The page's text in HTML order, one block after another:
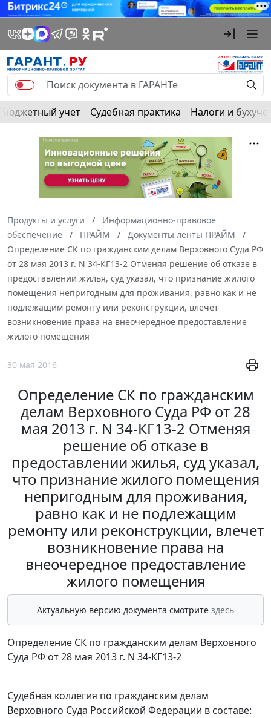
Бюджетный учет Судебная практика Налоги и
Продукты и услуги
Информационно-правовое
обеспечение
ПРАЙМ
Документы ленты ПРАЙМ
Определение СК по гражданским делам Верховного Суда РФ
от 28 мая 2013 г. N 34-КГ13-2 Отменяя решение об отказе в
предоставлении жилья, суд указал, что признание жилого
помещения непригодным для проживания, равно как и не
подлежащим ремонту или реконструкции, влечет
возникновение права на внеочередное предоставление
жилого помещения
30 мая 2016
Определение СК по гражданским
делам Верховного Суда РФ от 28
мая 2013 г. N 34-КГ13-2 Отменяя
решение об отказе в
предоставлении жилья, суд указал,
что признание жилого помещения
непригодным для проживания,
равно как и не подлежащим
ремонту или реконструкции, влечет
возникновение права на
внеочередное предоставление
жилого помещения
Актуальную версию документа смотрите здесь
Определение СК по гражданским делам Верховного
Суда РФ от 28 мая 2013 г. N 34-КГ13-2
Судебная коллегия по гражданским делам
Верховного Суда Российской Федерации в составе: